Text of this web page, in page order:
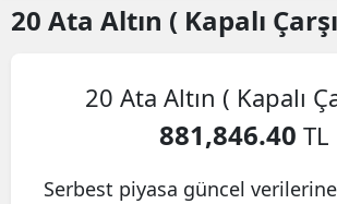
20 Ata Altın ( Kapalı
20 Ata Altın ( Kapalı
881,846.40 TL
Serbest piyasa güncel